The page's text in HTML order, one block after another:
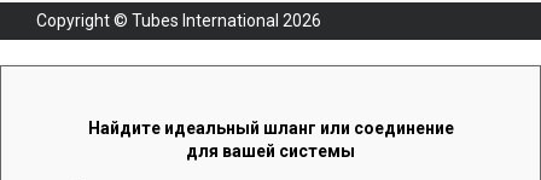
Copyright © Tubes International 2026
Найдите идеальный шланг или соединение
для вашей системы